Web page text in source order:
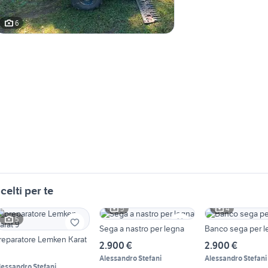
6
per te
5
Lemken Karat
5
Sega a nastro per legna
2.900 €
Alessandro Stefani
4
Banco sega per
2.900 €
Alessandro Stefani